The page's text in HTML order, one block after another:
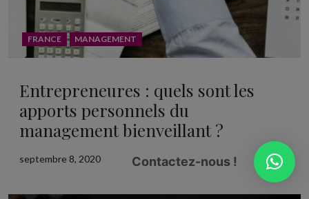
FRANCE MANAGEMENT
Entrepreneures : quels sont les
apports personnels du
management bienveillant ?
septembre 8, 2020 Contactez-nous !